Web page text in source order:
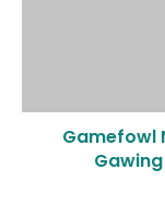
Gamefowl